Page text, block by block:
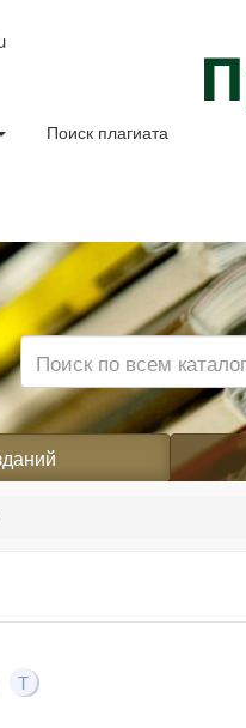
Поиск плагиата
Т